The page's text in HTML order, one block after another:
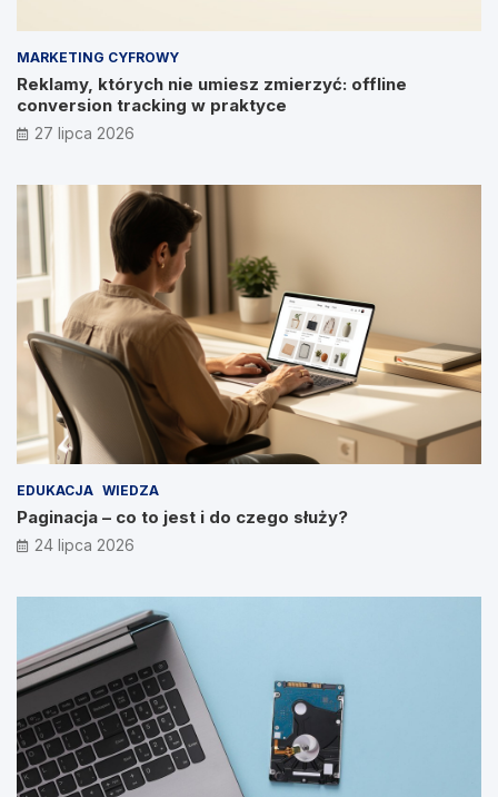
MARKETING CYFROWY
Reklamy, których nie umiesz zmierzyć: offline
conversion tracking w praktyce
27 lipca 2026
EDUKACJA WIEDZA
Paginacja – co to jest i do czego służy?
24 lipca 2026